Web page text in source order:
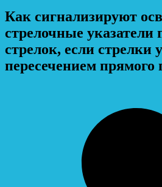
Как сигнализируют
стрелочные указатели
стрелок, если стрелки
пересечением прямого